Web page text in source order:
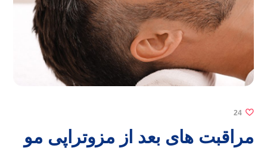
24
مراقبت های بعد از مزوتراپی مو